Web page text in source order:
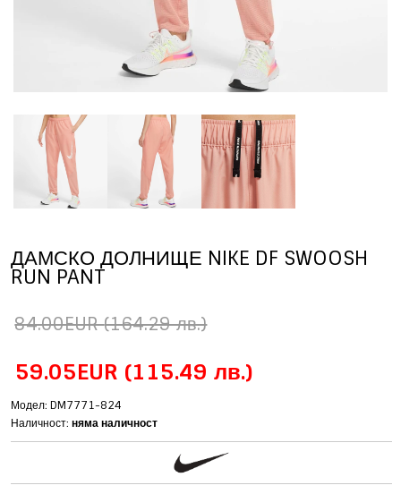
ДАМСКО ДОЛНИЩЕ NIKE DF SWOOSH
RUN PANT
84.00EUR(164.29 лв.)
59.05EUR (115.49 лв.)
Модел: DM7771-824
Наличност:няма наличност